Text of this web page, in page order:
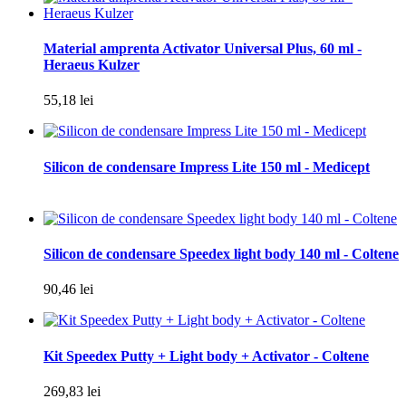
Material amprenta Activator Universal Plus, 60 ml -
Heraeus Kulzer
55,18 lei
Silicon de condensare Impress Lite 150 ml - Medicept
Silicon de condensare Speedex light body 140 ml - Coltene
90,46 lei
Kit Speedex Putty + Light body + Activator - Coltene
269,83 lei